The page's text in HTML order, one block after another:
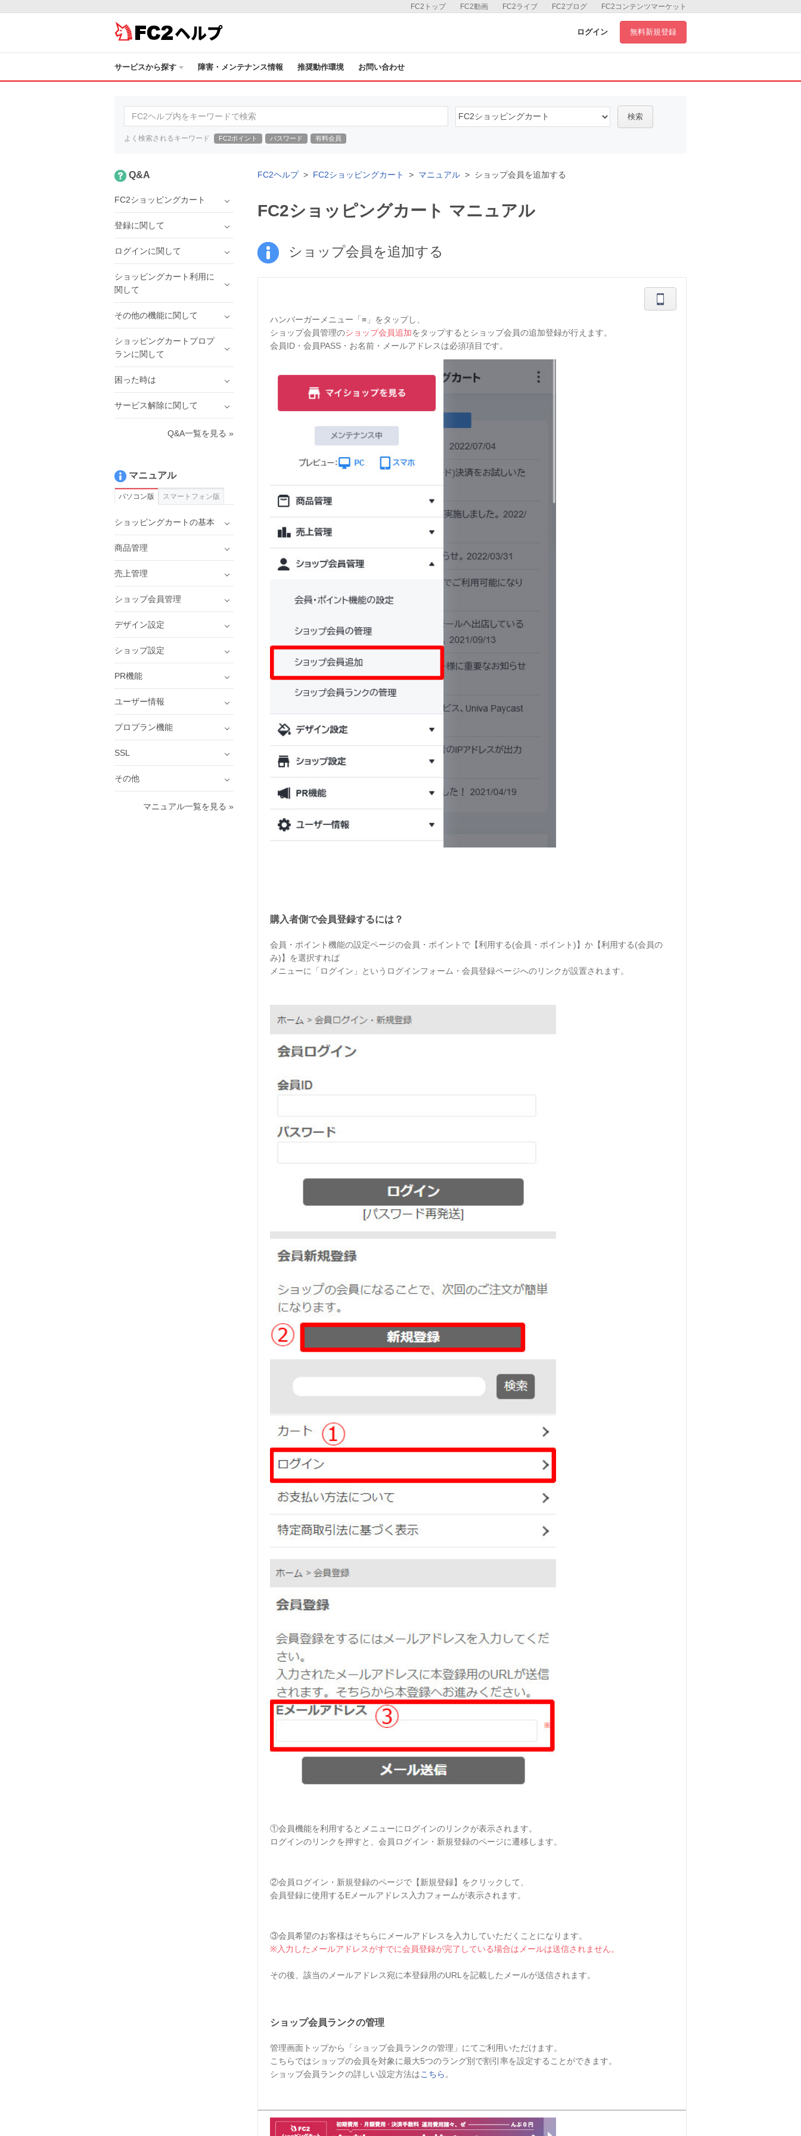
FC2コンテンツマーケット
FC2ブログ
FC2ライブ
FC2動画
FC2トップ
ヘルプ ログイン 無料新規登録
サービスから探す 障害・メンテナンス情報 推奨動作環境 お問い合わせ
検索
よく検索されるキーワード FC2ポイント パスワード 有料会員
FC2ヘルプ FC2ショッピングカート マニュアル ショップ会員を追加する
FC2ショッピングカート マニュアル
ショップ会員を追加する
ハンバーガーメニュー「≡」をタップし、
ショップ会員管理のショップ会員追加をタップするとショップ会員の追加登録が行えます。
会員ID・会員PASS・お名前・
メールアドレスは必須項目です。
購入者側で会員登録するには？
会員・ポイント機能の設定ページの会員・ポイントで【利用する(会員・ポイント)】か【利用する(会員の
み)】を選択すれば
メニューに「ログイン」というログインフォーム・会員登録ページへのリンクが設置されます。
①会員機能を利用するとメニューにログインのリンクが表示されます。
ログインのリンクを押すと、会員ログイン・新規登録のページに遷移します。
②会員ログイン・新規登録のページで【新規登録】をクリックして、
会員登録に使用するEメールアドレス入力フォームが表示されます。
③会員希望のお客様はそちらにメールアドレスを入力していただくことになります。
※入力したメールアドレスがすでに会員登録が完了している場合はメールは送信されません。
その後、該当のメールアドレス宛に本登録用のURLを記載したメールが送信されます。
ショップ会員ランクの管理
管理画面トップから「ショップ会員ランクの管理」にてご利用いただけます。
こちらではショップの会員を対象に最大5つのラング別で割引率を設定することができます。
ショップ会員ランクの詳しい設定方法はこちら 。
Q&A
FC2ショッピングカート
登録に関して
ログインに関して
ショッピングカート利用に
関して
その他の機能に関して
ショッピングカートプロプ
ランに関して
困った時は
サービス解除に関して
Q&A一覧を見る »
マニュアル
パソコン版 スマートフォン版
ショッピングカートの基本
商品管理
売上管理
ショップ会員管理
デザイン設定
ショップ設定
PR機能
ユーザー情報
プロプラン機能
SSL
その他
マニュアル一覧を見る »